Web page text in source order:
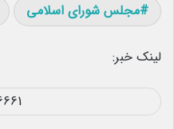
مجلس شورای اسلامی
لینک خبر: